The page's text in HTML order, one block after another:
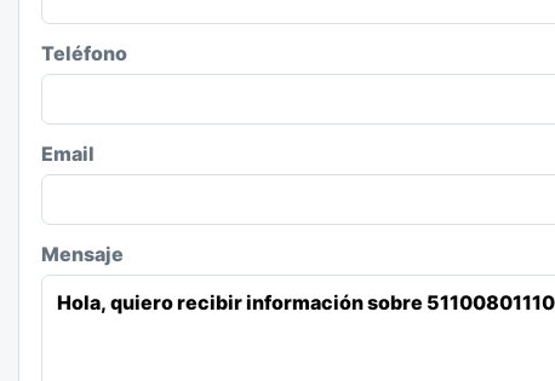
Teléfono
Email
Mensaje